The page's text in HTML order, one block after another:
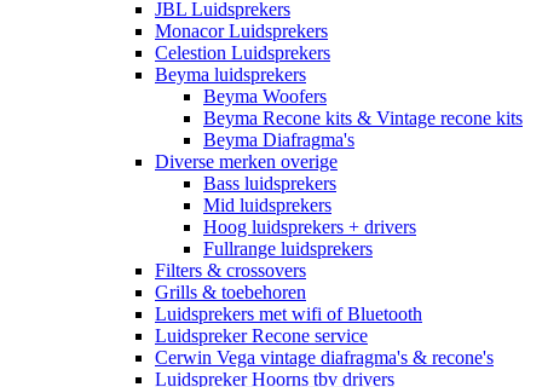
JBL Luidsprekers
Monacor Luidsprekers
Celestion Luidsprekers
Beyma luidsprekers
Beyma Woofers
Beyma Recone kits & Vintage recone kits
Beyma Diafragma's
Diverse merken overige
Bass luidsprekers
Mid luidsprekers
Hoog luidsprekers + drivers
Fullrange luidsprekers
Filters & crossovers
Grills & toebehoren
Luidsprekers met wifi of Bluetooth
Luidspreker Recone service
Cerwin Vega vintage diafragma's & recone's
Luidspreker Hoorns tbv drivers